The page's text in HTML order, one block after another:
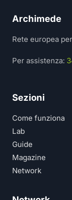
Archimede
Rete europea
Per assistenza:
Sezioni
Come funziona
Lab
Guide
Magazine
Network